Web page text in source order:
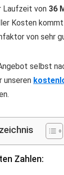
Laufzeit von 36
Kosten
von sehr
selbst
unseren
Zahlen: